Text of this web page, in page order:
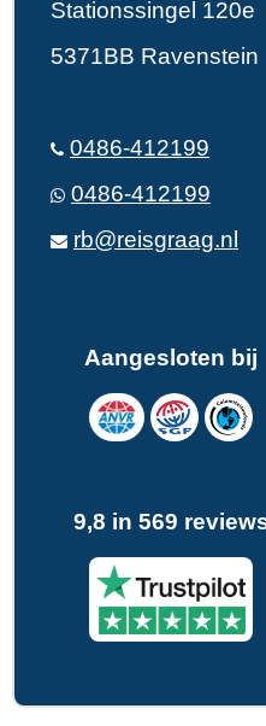
Stationssingel 120e
5371BB Ravenstein
0486-412199
0486-412199
rb@reisgraag.nl
Aangesloten bij
9,8 in 569